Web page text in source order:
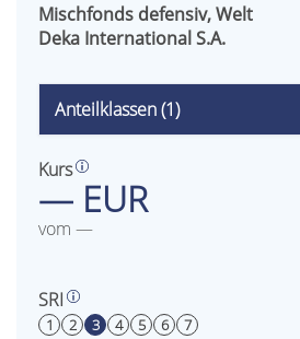
Mischfonds defensiv, Welt
Deka International S.A.
Anteilklassen (1)
Kurs
— EUR
vom —
SRI
1 2 3 4 5 6 7